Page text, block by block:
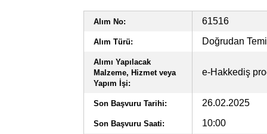
Alım No: 61516
Alım Türü: Doğrudan
Alımı Yapılacak
Malzeme, Hizmet veya
Yapım İşi:
e-Hakkediş
Son Başvuru Tarihi: 26.02.2025
Son Başvuru Saati: 10:00